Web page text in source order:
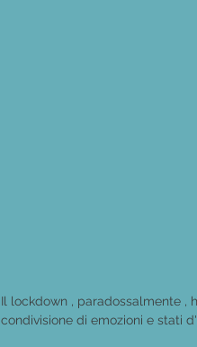
Il lockdown , paradossalmente ,
condivisione di emozioni e stati